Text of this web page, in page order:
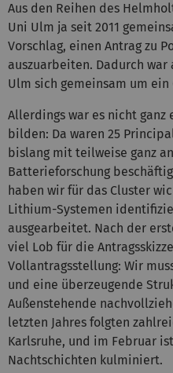
Aus den Reihen des
Uni Ulm ja seit 2011
Vorschlag, einen Antrag zu
auszuarbeiten. Dadurch war
Ulm sich gemeinsam um
Allerdings war es nicht ganz
bilden: Da waren 25
bislang mit teilweise ganz
Batterieforschung
haben wir für das Cluster
Lithium-Systemen
ausgearbeitet. Nach der
viel Lob für die
Vollantragsstellung: Wir
und eine überzeugende
Außenstehende
letzten Jahres folgten
Karlsruhe, und im Februar
Nachtschichten kulminiert.